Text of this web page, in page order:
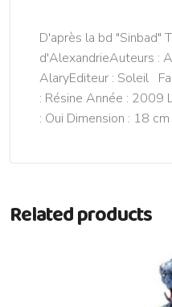
D'après la bd "Sinbad"
d'AlexandrieAuteurs :
AlaryEditeur : Soleil
: Résine Année : 2009
: Oui Dimension : 18
Related products